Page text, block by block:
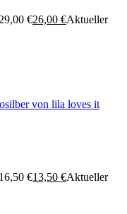
€26,00 €Aktueller
€13,50 €Aktueller